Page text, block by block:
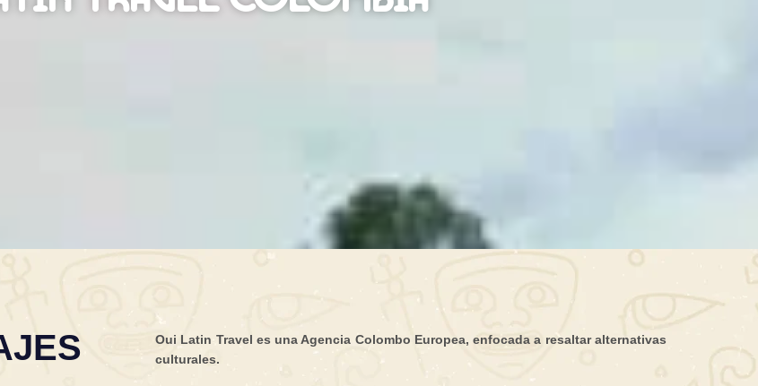
Oui Latin Travel es una Agencia Colombo Europea, enfocada a resaltar alternativas
culturales.